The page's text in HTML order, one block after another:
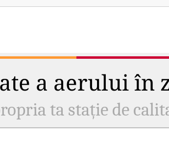
a aerului în
ta stație de